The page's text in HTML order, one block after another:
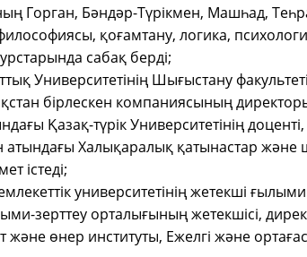
Горган, Бәндәр-Түрікмен, Машһад,
қоғамтану, логика,
сабақ берді;
Университетінің Шығыстану
бірлескен компаниясының
Қазақ-түрік Университетінің
Халықаралық қатынастар және
істеді;
университетінің жетекші
зерттеу орталығының жетекшісі,
өнер институты, Ежелгі және